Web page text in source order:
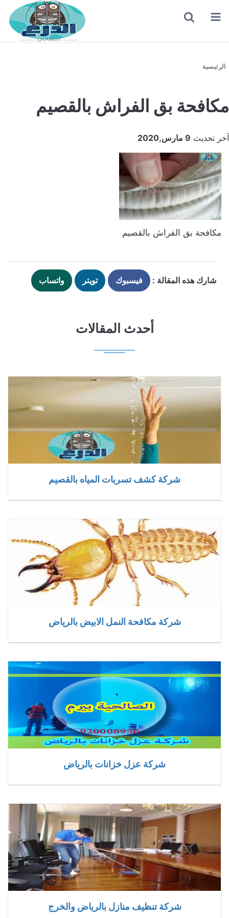
القائمة
الرئيسية
مكافحة بق الفراش بالقصيم
آخر تحديث 9 مارس,2020
مكافحة بق الفراش بالقصيم
شارك هذه المقالة : فيسبوك تويتر واتساب
أحدث المقالات
شركة كشف تسربات المياه بالقصيم
شركة مكافحة النمل الابيض بالرياض
شركة عزل خزانات بالرياض
شركة تنظيف منازل بالرياض والخرج